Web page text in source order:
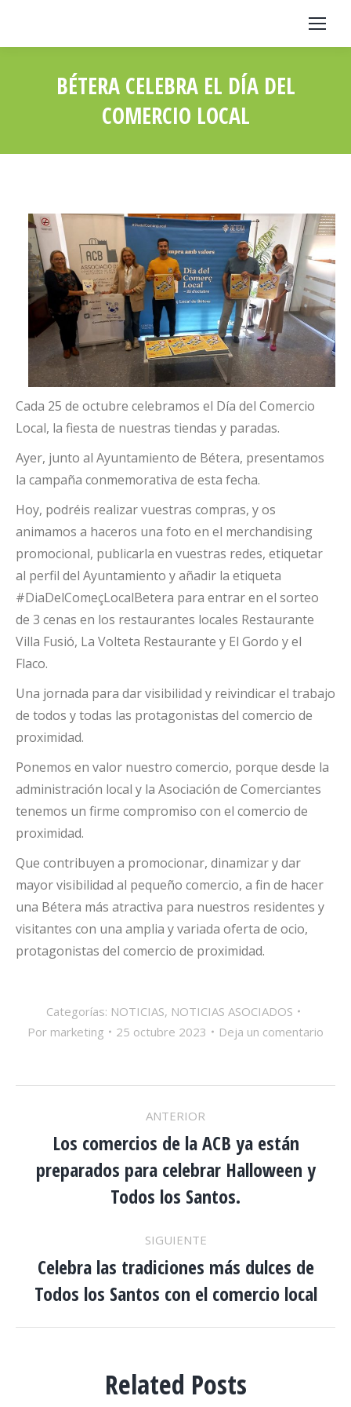
BÉTERA CELEBRA EL DÍA DEL
COMERCIO LOCAL
Cada 25 de octubre celebramos el Día del Comercio
Local, la fiesta de nuestras tiendas y paradas.
Ayer, junto al Ayuntamiento de Bétera, presentamos
la campaña conmemorativa de esta fecha.
Hoy, podréis realizar vuestras compras, y os
animamos a haceros una foto en el merchandising
promocional, publicarla en vuestras redes, etiquetar
al perfil del Ayuntamiento y añadir la etiqueta
#DiaDelComeçLocalBetera para entrar en el sorteo
de 3 cenas en los restaurantes locales Restaurante
Villa Fusió, La Volteta Restaurante y El Gordo y el
Flaco.
Una jornada para dar visibilidad y reivindicar el trabajo
de todos y todas las protagonistas del comercio de
proximidad.
Ponemos en valor nuestro comercio, porque desde la
administración local y la Asociación de Comerciantes
tenemos un firme compromiso con el comercio de
proximidad.
Que contribuyen a promocionar, dinamizar y dar
mayor visibilidad al pequeño comercio, a fin de hacer
una Bétera más atractiva para nuestros residentes y
visitantes con una amplia y variada oferta de ocio,
protagonistas del comercio de proximidad.
Categorías: NOTICIAS, NOTICIAS ASOCIADOS
Por marketing 25 octubre 2023 Deja un comentario
NAVEGACIÓN
ENTRE
PUBLICACIONES
ANTERIOR
Publicación
anterior:
Los comercios de la ACB ya están
preparados para celebrar Halloween y
Todos los Santos.
SIGUIENTE
Publicación
siguiente:
Celebra las tradiciones más dulces de
Todos los Santos con el comercio local
Related Posts